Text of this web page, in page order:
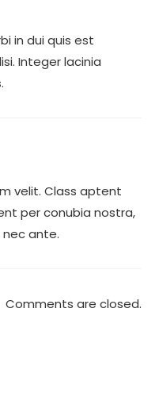
in dui quis est
Integer lacinia
velit. Class aptent
per conubia nostra,
ante.
Comments are closed.